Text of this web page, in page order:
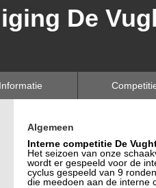
De
Informatie
Algemeen
Interne competitie De
Het seizoen van onze
wordt er gespeeld voor de
cyclus gespeeld van 9
die meedoen aan de interne